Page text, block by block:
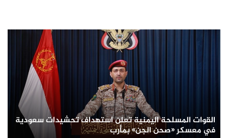
القوات المسلحة اليمنية تعلن استهداف تحشيدات سعودية
في معسكر «صحن الجن» بمأرب